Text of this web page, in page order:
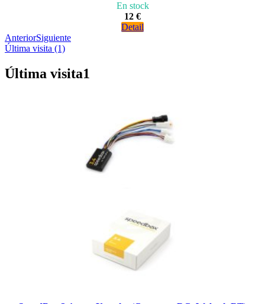
En stock
12 €
Detail
AnteriorSiguiente
Última visita (1)
Última visita1